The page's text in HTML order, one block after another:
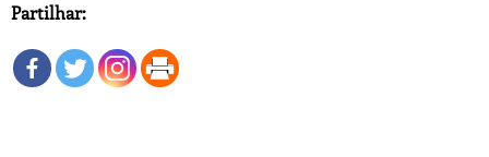
Partilhar: